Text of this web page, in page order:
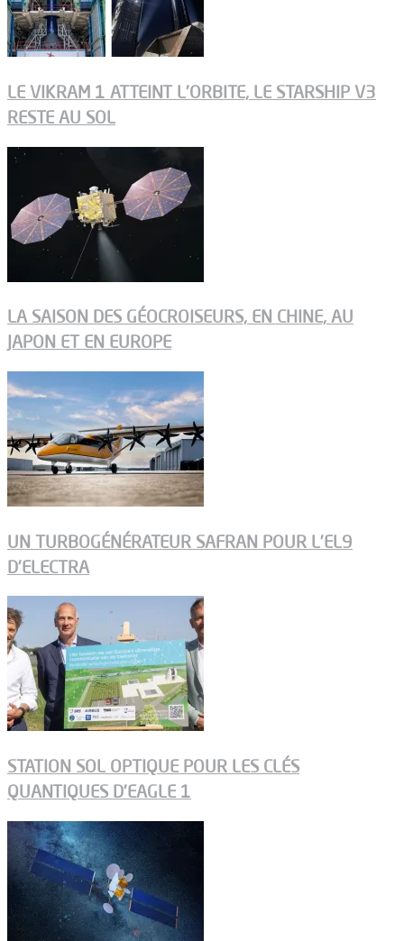
LE VIKRAM 1 ATTEINT L’ORBITE, LE STARSHIP V3
RESTE AU SOL
LA SAISON DES GÉOCROISEURS, EN CHINE, AU
JAPON ET EN EUROPE
UN TURBOGÉNÉRATEUR SAFRAN POUR L’EL9
D’ELECTRA
STATION SOL OPTIQUE POUR LES CLÉS
QUANTIQUES D’EAGLE 1